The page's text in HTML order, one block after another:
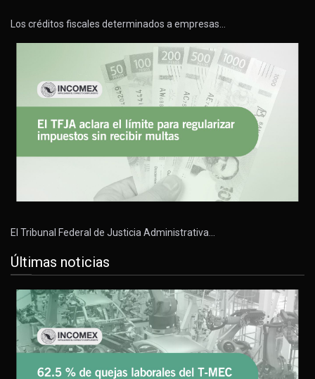
Los créditos fiscales determinados a empresas…
El Tribunal Federal de Justicia Administrativa…
Últimas noticias